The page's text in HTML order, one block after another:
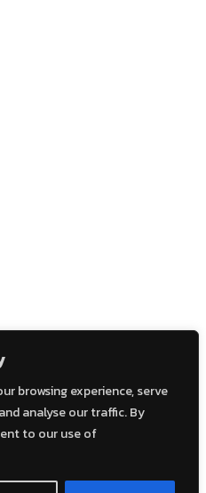
browsing experience, serve
analyse our traffic. By
to our use of